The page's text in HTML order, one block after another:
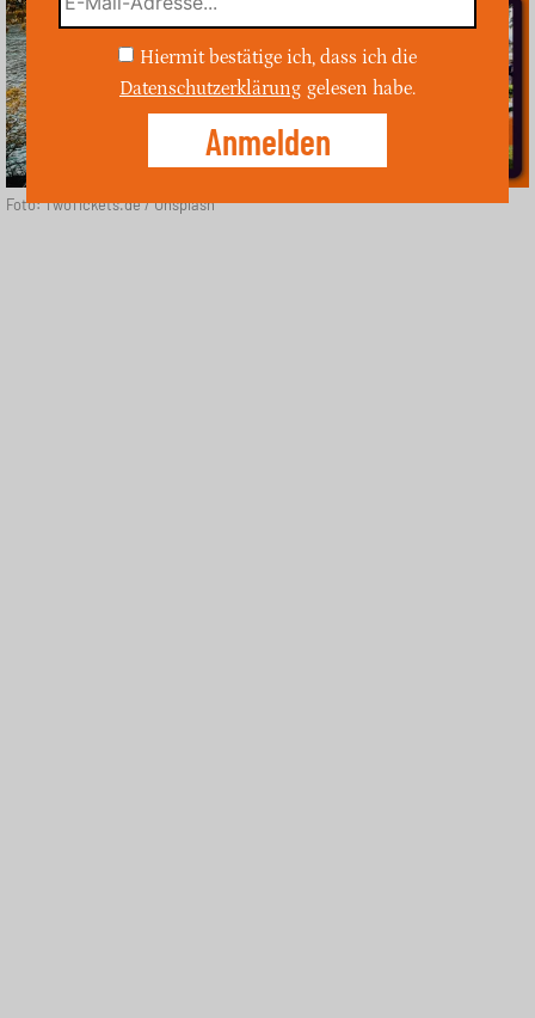
Foto: TwoTickets.de / Unsplash
Hiermit bestätige ich, dass ich die
Datenschutzerklärung gelesen habe.